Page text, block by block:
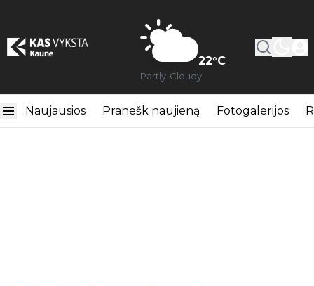
22°C
Partly-Cloudy
Naujausios Pranešk naujieną Fotogalerijos